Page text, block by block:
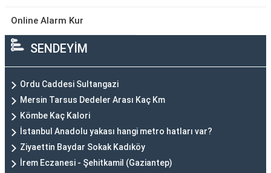
Online Alarm Kur
SENDEYİM
Ordu Caddesi Sultangazi
Mersin Tarsus Dedeler Arası Kaç Km
Kömbe Kaç Kalori
İstanbul Anadolu yakası hangi metro hatları var?
Ziyaettin Baydar Sokak Kadıköy
İrem Eczanesi - Şehitkamil (Gaziantep)